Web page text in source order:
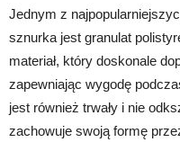
Jednym z
sznurka jest granulat
materiał, który doskonale
zapewniając wygodę
jest również trwały i nie
zachowuje swoją formę